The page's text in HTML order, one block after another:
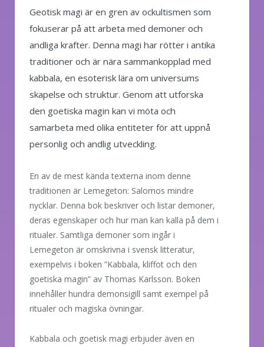
Geotisk magi är en gren av ockultismen som
fokuserar på att arbeta med demoner och
andliga krafter. Denna magi har rötter i antika
traditioner och är nära sammankopplad med
kabbala, en esoterisk lära om universums
skapelse och struktur. Genom att utforska
den goetiska magin kan vi möta och
samarbeta med olika entiteter för att uppnå
personlig och andlig utveckling.
En av de mest kända texterna inom denne
traditionen är Lemegeton: Salomos mindre
nycklar. Denna bok beskriver och listar demoner,
deras egenskaper och hur man kan kalla på dem i
ritualer. Samtliga demoner som ingår i
Lemegeton är omskrivna i svensk litteratur,
exempelvis i boken ”Kabbala, kliffot och den
goetiska magin” av Thomas Karlsson. Boken
innehåller hundra demonsigill samt exempel på
ritualer och magiska övningar.
Kabbala och goetisk magi erbjuder även en